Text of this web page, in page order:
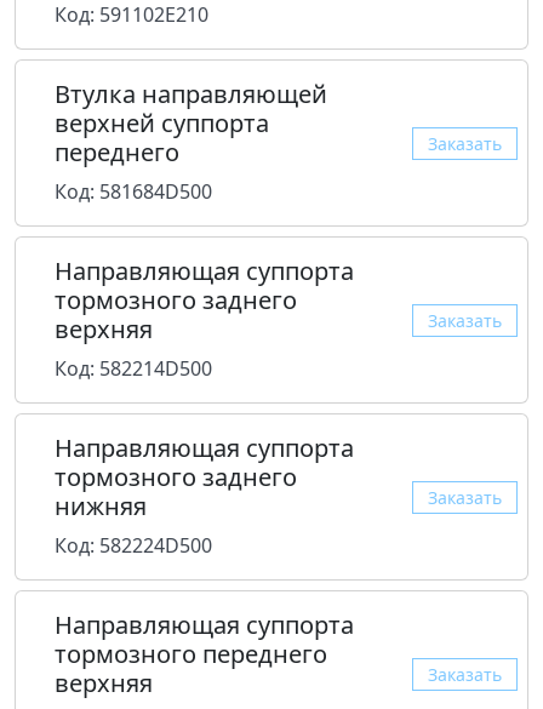
Код: 591102E210
Втулка направляющей
верхней суппорта
переднего
Код: 581684D500
Заказать
Направляющая суппорта
тормозного заднего
верхняя
Код: 582214D500
Заказать
Направляющая суппорта
тормозного заднего
нижняя
Код: 582224D500
Заказать
Направляющая суппорта
тормозного переднего
верхняя
Заказать